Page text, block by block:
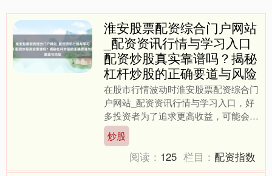
淮安股票配资综合门户网站
_配资资讯行情与学习入口
配资炒股真实靠谱吗？揭秘
杠杆炒股的正确要道与风险
在股市行情波动时淮安股票配资综合门
户网站_配资资讯行情与学习入口，好
多投资者为了追求更高收益，可能会接
洽通过配资来放大资金限制。然则，配
资炒股真实靠谱吗？它究竟....
炒股
阅读： 125 栏目：配资指数